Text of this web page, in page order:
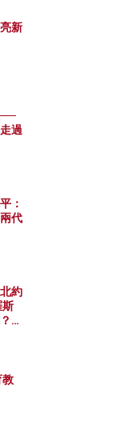
新
──
過
：
代
約
斯
中
戰
教